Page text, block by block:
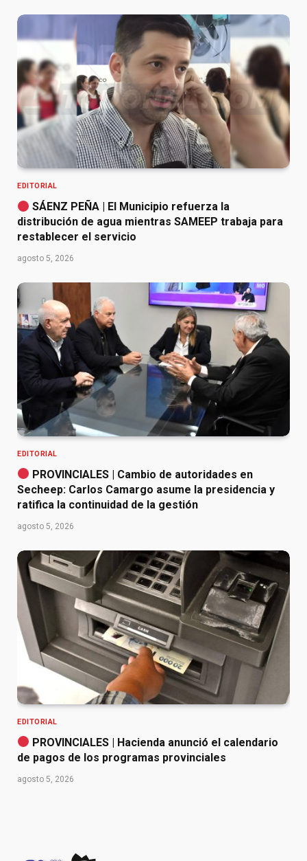
EDITORIAL
SÁENZ PEÑA | El Municipio refuerza la
distribución de agua mientras SAMEEP trabaja para
restablecer el servicio
agosto 5, 2026
EDITORIAL
PROVINCIALES | Cambio de autoridades en
Secheep: Carlos Camargo asume la presidencia y
ratifica la continuidad de la gestión
agosto 5, 2026
EDITORIAL
PROVINCIALES | Hacienda anunció el calendario
de pagos de los programas provinciales
agosto 5, 2026